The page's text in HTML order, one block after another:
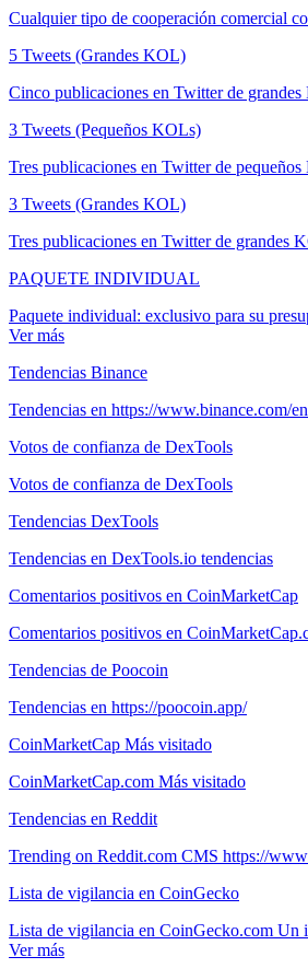
Cualquier tipo de cooperación comercial
5 Tweets (Grandes KOL)
Cinco publicaciones en Twitter de
3 Tweets (Pequeños KOLs)
Tres publicaciones en Twitter de
3 Tweets (Grandes KOL)
Tres publicaciones en Twitter de grandes
PAQUETE INDIVIDUAL
Paquete individual: exclusivo para su
Ver más
Tendencias Binance
Tendencias en https://www.binance.com/
Votos de confianza de DexTools
Votos de confianza de DexTools
Tendencias DexTools
Tendencias en DexTools.io tendencias
Comentarios positivos en CoinMarketCap
Comentarios positivos en
Tendencias de Poocoin
Tendencias en https://poocoin.app/
CoinMarketCap Más visitado
CoinMarketCap.com Más visitado
Tendencias en Reddit
Trending on Reddit.com CMS https://
Lista de vigilancia en CoinGecko
Lista de vigilancia en CoinGecko.com Un
Ver más